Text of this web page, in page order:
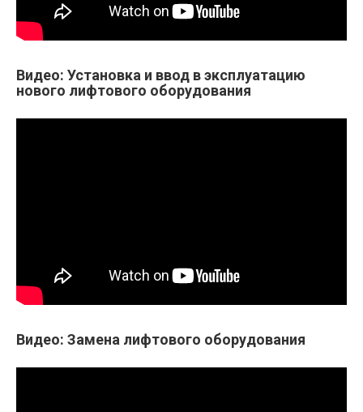
Видео: Установка и ввод в эксплуатацию
нового лифтового оборудования
Видео: Замена лифтового оборудования